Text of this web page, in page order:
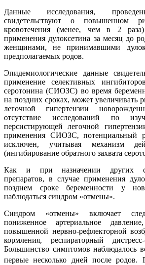
Данные исследования,
свидетельствуют о повышенном
кровотечения (менее, чем в 2
применения дулоксетина за месяц до
женщинами, не принимавшими
предполагаемых родов.
Эпидемиологические данные
применение селективных
серотонина (СИОЗС) во время
на поздних сроках, может увеличивать
легочной гипертензии
отсутствие исследований по
персистирующей легочной
применения СИОЗС, потенциальный
исключен, учитывая механизм
(ингибирование обратного захвата
Как и при назначении других
препаратов, в случае применения
позднем сроке беременности у
наблюдаться синдром «отмены».
Синдром «отмены» включает
пониженное артериальное
повышенной нервно-рефлекторной
кормления, респираторный
Большинство симптомов наблюдалось
первые несколько дней после родов.